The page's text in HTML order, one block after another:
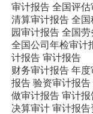
审计报告 全国评估
清算审计报告 全国
园审计报告 全国劳
全国公司年检审计
计报告 审计报告
财务审计报告 年度
报告 验资审计报告
做审计报告 审计报
决算审计 审计报告